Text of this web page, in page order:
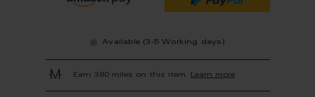
Available (3-5 Working days)
Earn 380 miles on this item. Learn more